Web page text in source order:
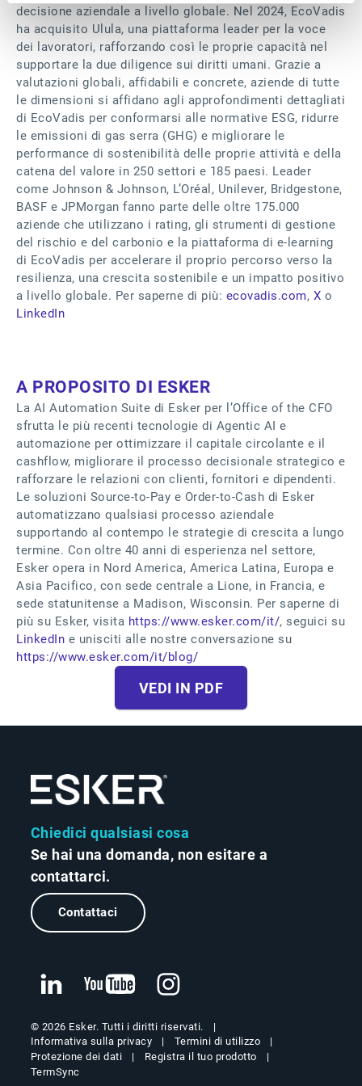
decisione aziendale a livello globale. Nel 2024, EcoVadis
ha acquisito Ulula, una piattaforma leader per la voce
dei lavoratori, rafforzando così le proprie capacità nel
supportare la due diligence sui diritti umani. Grazie a
valutazioni globali, affidabili e concrete, aziende di tutte
le dimensioni si affidano agli approfondimenti dettagliati
di EcoVadis per conformarsi alle normative ESG, ridurre
le emissioni di gas serra (GHG) e migliorare le
performance di sostenibilità delle proprie attività e della
catena del valore in 250 settori e 185 paesi. Leader
come Johnson & Johnson, L’Oréal, Unilever, Bridgestone,
BASF e JPMorgan fanno parte delle oltre 175.000
aziende che utilizzano i rating, gli strumenti di gestione
del rischio e del carbonio e la piattaforma di e-learning
di EcoVadis per accelerare il proprio percorso verso la
resilienza, una crescita sostenibile e un impatto positivo
a livello globale. Per saperne di più: ecovadis.com, X o
LinkedIn
A PROPOSITO DI ESKER
La AI Automation Suite di Esker per l’Office of the CFO
sfrutta le più recenti tecnologie di Agentic AI e
automazione per ottimizzare il capitale circolante e il
cashflow, migliorare il processo decisionale strategico e
rafforzare le relazioni con clienti, fornitori e dipendenti.
Le soluzioni Source-to-Pay e Order-to-Cash di Esker
automatizzano qualsiasi processo aziendale
supportando al contempo le strategie di crescita a lungo
termine. Con oltre 40 anni di esperienza nel settore,
Esker opera in Nord America, America Latina, Europa e
Asia Pacifico, con sede centrale a Lione, in Francia, e
sede statunitense a Madison, Wisconsin. Per saperne di
più su Esker, visita https://www.esker.com/it/, seguici su
LinkedIn e unisciti alle nostre conversazione su
https://www.esker.com/it/blog/
VEDI IN PDF
Chiedici qualsiasi cosa
Se hai una domanda, non esitare a
contattarci.
Contattaci
© 2026 Esker. Tutti i diritti riservati.
Informativa sulla privacy
Termini di utilizzo
Protezione dei dati
Registra il tuo prodotto
TermSync